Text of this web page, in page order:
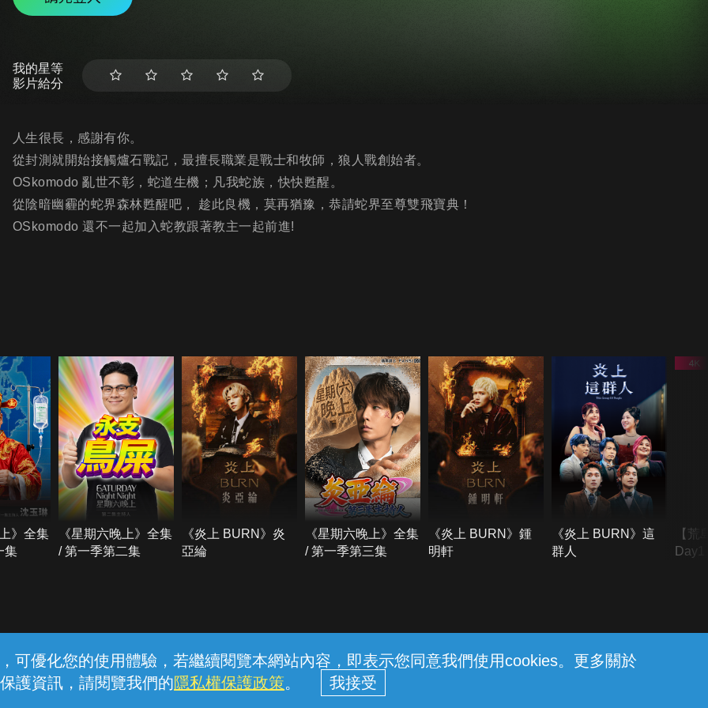
可優化您的使用體驗，若繼續閱覽本網站內容，即表示您同意我們使用cookies。更多關於
護資訊，請閱覽我們的隱私權保護政策。
我的星等
影片給分
人生很長，感謝有你。
從封測就開始接觸爐石戰記，最擅長職業是戰士和牧師，狼人戰創始者。
OSkomodo 亂世不彰，蛇道生機；凡我蛇族，快快甦醒。
從陰暗幽霾的蛇界森林甦醒吧， 趁此良機，莫再猶豫，恭請蛇界至尊雙飛寶典！
OSkomodo 還不一起加入蛇教跟著教主一起前進!
》全集
集
《星期六晚上》全集
/ 第一季第二集
《炎上 BURN》炎
亞綸
《星期六晚上》全集
/ 第一季第三集
《炎上 BURN》鍾
明軒
《炎上 BURN》這
群人
【荒
線上客服 服務條款 隱私權保護
中華電信股份有限公司個人家庭分公司 (統一編號：96979949) © 2026